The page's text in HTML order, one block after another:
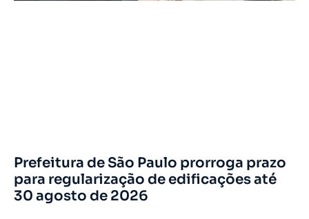
Prefeitura de São Paulo prorroga prazo
para regularização de edificações até
30 agosto de 2026